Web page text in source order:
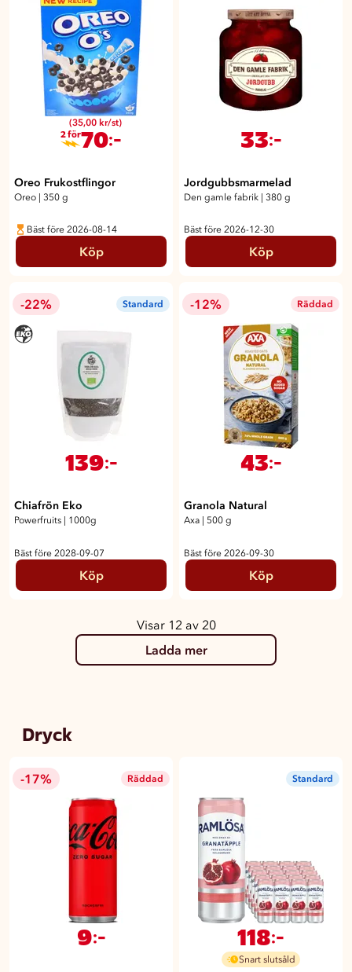
(35,00 kr/st)
2 för70:-
Oreo Frukostflingor
Oreo | 350 g
Bäst före 2026-08-14
Köp
33:-
Jordgubbsmarmelad
Den gamle fabrik | 380 g
Bäst före 2026-12-30
Köp
-22% Standard
139:-
Chiafrön Eko
Powerfruits 1000g
Bäst före 2028-09-07
Köp
-12% Räddad
43:-
Granola Natural
Axa 500 g
Bäst före 2026-09-30
Köp
Visar 12 av 20
Ladda mer
Dryck
-17% Räddad
9:-
Standard
118:-
Snart slutsåld